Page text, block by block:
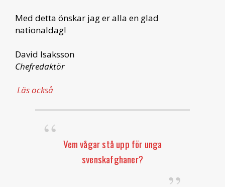
Med detta önskar jag er alla en glad
nationaldag!
David Isaksson
Chefredaktör
Läs också
Vem vågar stå upp för unga
svenskafghaner?